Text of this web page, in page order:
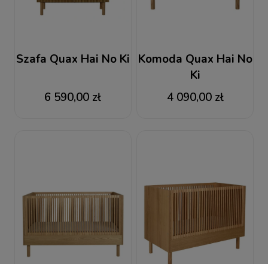
Szafa Quax Hai No Ki
6 590,00 zł
Komoda Quax Hai No
Ki
4 090,00 zł